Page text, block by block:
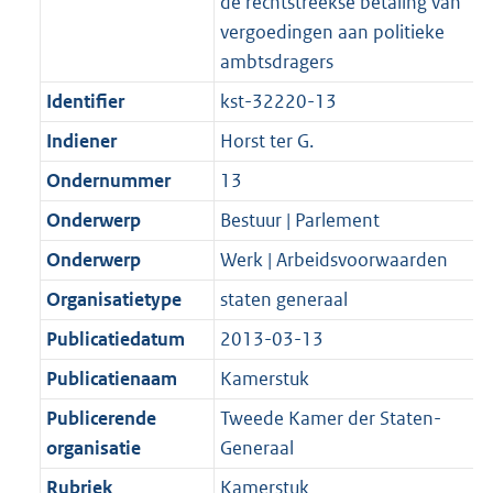
vergoedingen aan politieke
ambtsdragers
Identifier
kst-32220-13
Indiener
Horst ter G.
Ondernummer
13
Onderwerp
Bestuur | Parlement
Onderwerp
Werk | Arbeidsvoorwaarden
Organisatietype
staten generaal
Publicatiedatum
2013-03-13
Publicatienaam
Kamerstuk
Publicerende
organisatie
Tweede Kamer der Staten-
Generaal
Rubriek
Kamerstuk